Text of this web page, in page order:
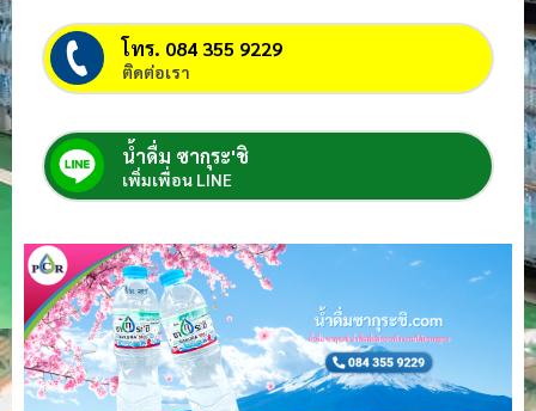
โทร. 084 355 9229
ติดต่อเรา
น้ำดื่ม ซากุระ'ชิ
เพิ่มเพื่อน LINE